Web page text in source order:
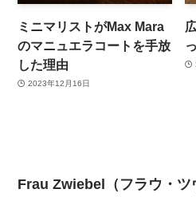
ミニマリストがMax Mara
のマニュエラコートを手放
した理由
2023年12月16日
Frau Zwiebel（フラウ・ツ